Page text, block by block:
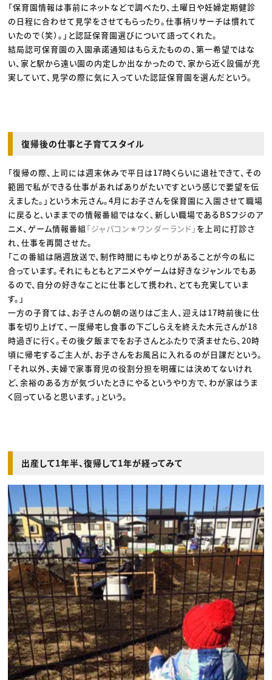
「保育園情報は事前にネットなどで調べたり、土曜日や妊婦定期健診
の日程に合わせて見学をさせてもらったり。仕事柄リサーチは慣れて
いたので（笑）。」と認証保育園選びについて語ってくれた。
結局認可保育園の入園承諾通知はもらえたものの、第一希望ではな
い、家と駅から遠い園の内定しか出なかったので、家から近く設備が充
実していて、見学の際に気に入っていた認証保育園を選んだという。
復帰後の仕事と子育てスタイル
「復帰の際、上司には週末休みで平日は17時くらいに退社できて、その
範囲で私ができる仕事があればありがたいですという感じで要望を伝
えました。」という木元さん。4月にお子さんを保育園に入園させて職場
に戻ると、いままでの情報番組ではなく、新しい職場であるBSフジのア
ニメ、ゲーム情報番組 「ジャパコン★ワンダーランド」 を上司に打診さ
れ、仕事を再開させた。
「この番組は隔週放送で、制作時間にもゆとりがあることが今の私に
合っています。それにもともとアニメやゲームは好きなジャンルでもあ
るので、自分の好きなことに仕事として携われ、とても充実していま
す。」
一方の子育ては、お子さんの朝の送りはご主人、迎えは17時前後に仕
事を切り上げて、一度帰宅し食事の下ごしらえを終えた木元さんが18
時過ぎに行く。その後夕飯までをお子さんとふたりで済ませたら、20時
頃に帰宅するご主人が、お子さんをお風呂に入れるのが日課だという。
「それ以外、夫婦で家事育児の役割分担を明確には決めてないけれ
ど、余裕のある方が気づいたときにやるというやり方で、わが家はうま
く回っていると思います。」という。
出産して1年半、復帰して1年が経ってみて